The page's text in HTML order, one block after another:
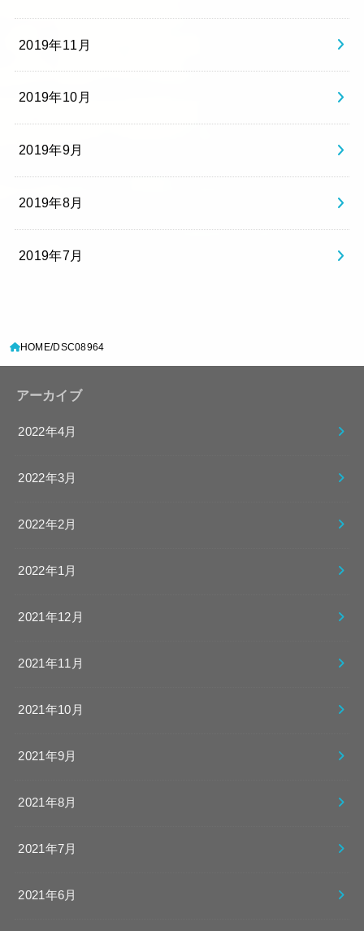
2019年11月
2019年10月
2019年9月
2019年8月
2019年7月
HOME DSC08964
アーカイブ
2022年4月
2022年3月
2022年2月
2022年1月
2021年12月
2021年11月
2021年10月
2021年9月
2021年8月
2021年7月
2021年6月